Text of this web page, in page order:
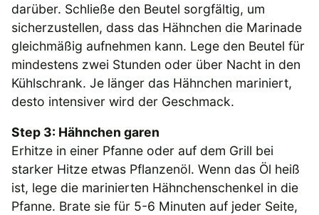
darüber. Schließe den Beutel sorgfältig, um
sicherzustellen, dass das Hähnchen die Marinade
gleichmäßig aufnehmen kann. Lege den Beutel für
mindestens zwei Stunden oder über Nacht in den
Kühlschrank. Je länger das Hähnchen mariniert,
desto intensiver wird der Geschmack.
Step 3: Hähnchen garen
Erhitze in einer Pfanne oder auf dem Grill bei
starker Hitze etwas Pflanzenöl. Wenn das Öl heiß
ist, lege die marinierten Hähnchenschenkel in die
Pfanne. Brate sie für 5-6 Minuten auf jeder Seite,